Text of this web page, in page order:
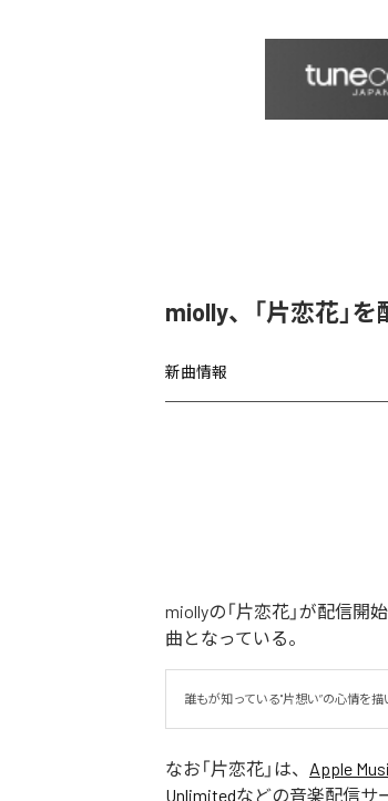
miolly、「片恋花」
新曲情報
miollyの「片恋花」が配信開
曲となっている。
誰もが知っている"片想い”の心情を
なお「片恋花 」は、 Apple
Unlimitedなどの音楽配信サ